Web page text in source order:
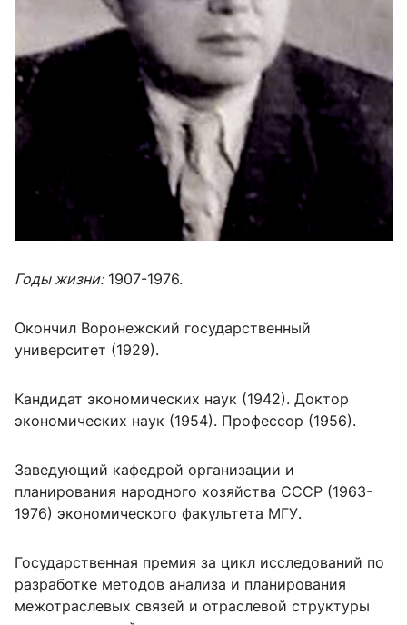
Годы жизни:1907-1976.
Окончил Воронежский государственный
университет (1929).
Кандидат экономических наук (1942). Доктор
экономических наук (1954). Профессор (1956).
Заведующий кафедрой организации и
планирования народного хозяйства СССР (1963-
1976) экономического факультета МГУ.
Государственная премия за цикл исследований по
разработке методов анализа и планирования
межотраслевых связей и отраслевой структуры